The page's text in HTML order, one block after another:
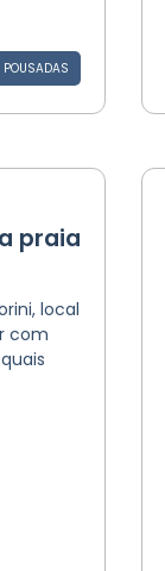
POUSADAS
praia
local
com